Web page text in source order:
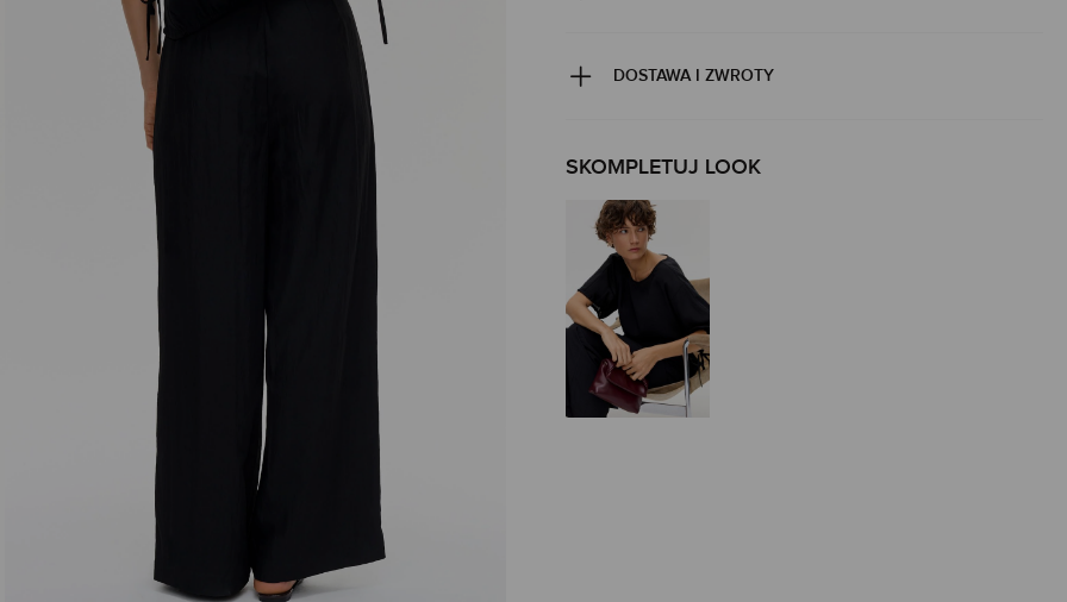
DOSTAWA I ZWROTY
SKOMPLETUJ LOOK